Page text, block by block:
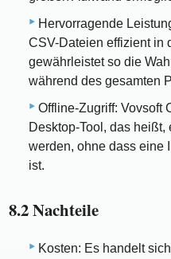
Hervorragende
CSV-Dateien effizient in
gewährleistet so die
während des gesamten
Offline-Zugriff: Vovsoft
Desktop-Tool, das
werden, ohne dass eine
ist.
8.2 Nachteile
Kosten: Es handelt